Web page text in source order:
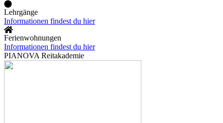
Lehrgänge
Informationen findest du hier
Ferienwohnungen
Informationen findest du hier
PIANOVA Reitakademie